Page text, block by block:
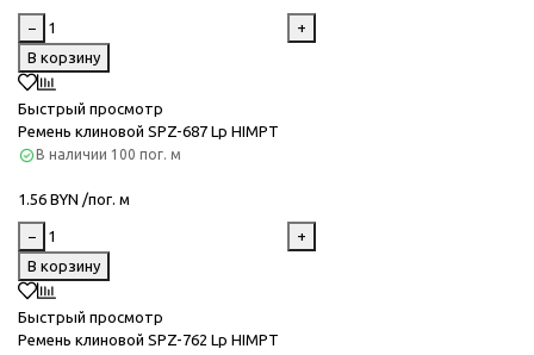
−
+
В корзину
Быстрый просмотр
Ремень клиновой SPZ-687 Lp HIMPT
В наличии 100 пог. м
1.56 BYN /пог. м
−
+
В корзину
Быстрый просмотр
Ремень клиновой SPZ-762 Lp HIMPT